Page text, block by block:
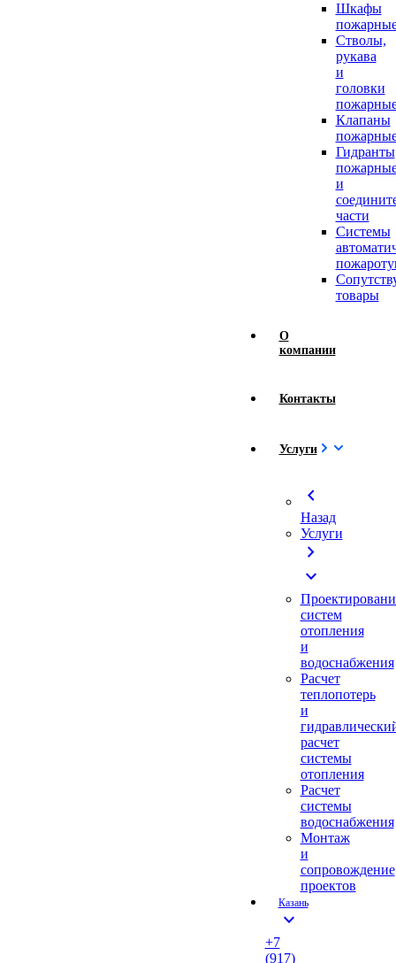
Шкафы
Стволы,
рукава
и
головки
Клапаны
Гидранты
и
части
Системы
товары
О
компании
Контакты
Услуги
chevron_left
Назад
Услуги
chevron_right
expand_more
систем
отопления
и
водоснабжения
Расчет
теплопотерь
и
расчет
системы
отопления
Расчет
системы
водоснабжения
Монтаж
и
сопровождение
проектов
Казань
expand_more
+7
(917)